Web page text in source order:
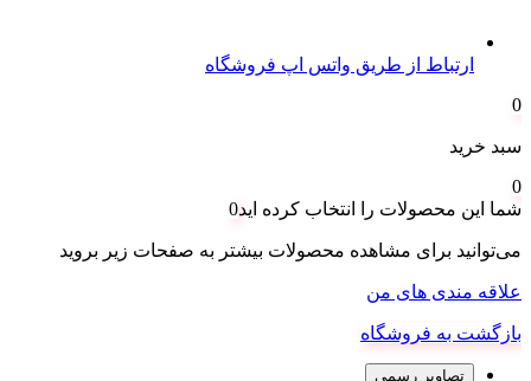
ارتباط از طریق واتس اپ فروشگاه
0
سبد خرید
0
شما این محصولات را انتخاب کرده اید0
می‌توانید برای مشاهده محصولات بیشتر به صفحات زیر بروید
علاقه مندی های من
بازگشت به فروشگاه
تصاویر رسمی